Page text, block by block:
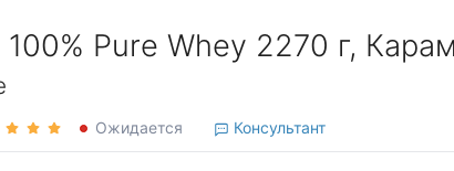
100% Pure Whey 2270 г,
Ожидается Консультант